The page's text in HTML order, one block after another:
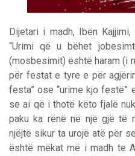
Dijetari i madh, Ibën
“Urimi që u bëhet
(mosbesimit) është haram (i
për festat e tyre e për
festa” ose “urime kjo festë”
se ai që i thotë këto fjalë
paku ka rënë në një gjë të
njëjtë sikur ta urojë atë për
është mëkat më i madh te